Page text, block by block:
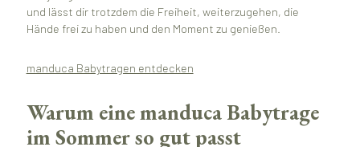
und lässt dir trotzdem die Freiheit, weiterzugehen, die
Hände frei zu haben und den Moment zu genießen.
manduca Babytragen entdecken
Warum eine manduca Babytrage
im Sommer so gut passt